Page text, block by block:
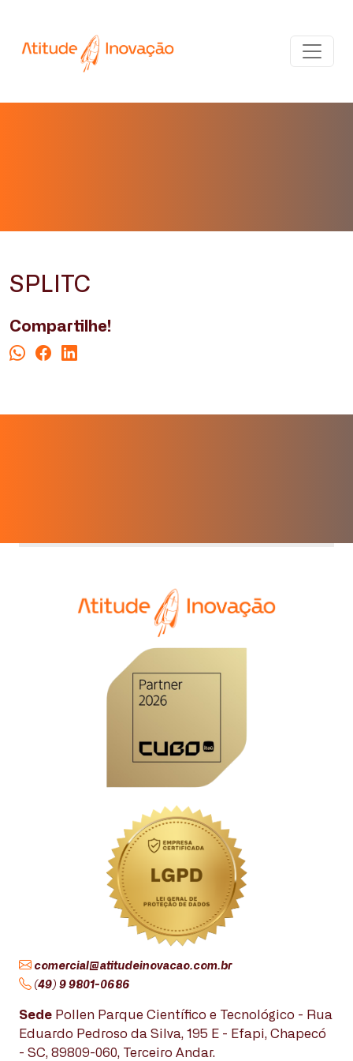
SPLITC
Compartilhe!
comercial@atitudeinovacao.com.br
(49) 9 9801-0686
Sede Pollen Parque Científico e Tecnológico - Rua
Eduardo Pedroso da Silva, 195 E - Efapi, Chapecó
- SC, 89809-060, Terceiro Andar.